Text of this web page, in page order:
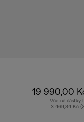
19 990,00
Včetně částky
3 469,34 Kč